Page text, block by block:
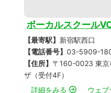
ボーカルスクール
【最寄駅】 新宿駅西口
【電話番号】 03-5909-
【住所】 〒160-0023 東京
ザ（受付4F）
詳細をみる
ウェブ